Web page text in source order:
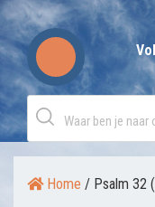
Skip
to
content
Home / Psalm 32